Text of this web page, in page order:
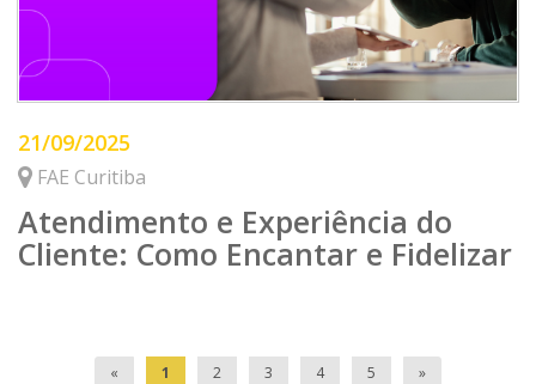
21/09/2025
FAE Curitiba
Atendimento e Experiência do
Cliente: Como Encantar e Fidelizar
« 1 2 3 4 5 »